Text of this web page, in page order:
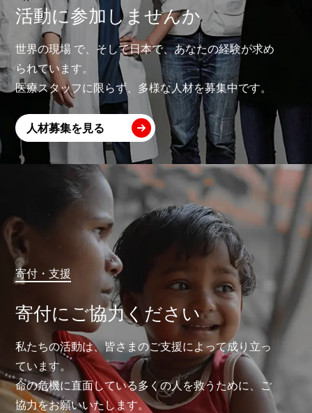
活動に参加しませんか
世界の現場 で、そして日本で、あなたの経験が求め
られています。
医療スタッフに限らず、多様な人材を募集中です。
人材募集を見る
寄付・支援
寄付にご協力ください
私たちの活動は、皆さまのご支援によって成り立っ
ています。
命の危機に直面している多くの人を救うために、ご
協力をお願いいたします。